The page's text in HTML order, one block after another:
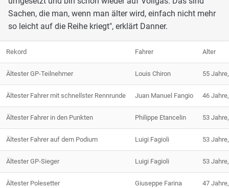
Sachen, die man, wenn man älter wird, einfach nicht mehr
so leicht auf die Reihe kriegt", erklärt Danner.
Rekord Fahrer Alter
Ältester GP-Teilnehmer Louis Chiron 55
Ältester Fahrer mit schnellster Rennrunde Juan Manuel Fangio 46
Ältester Fahrer in den Punkten Philippe Etancelin 53
Ältester Fahrer auf dem Podium Luigi Fagioli 53
Ältester GP-Sieger Luigi Fagioli 53
Ältester Polesetter Giuseppe Farina 47